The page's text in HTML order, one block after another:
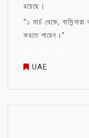
রয়েছে।
“১ মার্চ থেকে,
করতে পারেন।”
UAE